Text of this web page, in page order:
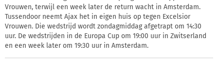
Vrouwen, terwijl een week later de return wacht in Amsterdam.
Tussendoor neemt Ajax het in eigen huis op tegen Excelsior
Vrouwen. Die wedstrijd wordt zondagmiddag afgetrapt om 14:30
uur. De wedstrijden in de Europa Cup om 19:00 uur in Zwitserland
en een week later om 19:30 uur in Amsterdam.